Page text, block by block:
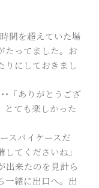
間を超えていた場
たってました。お
りにしておきまし
･「ありがとうござ
とても楽しかった
スバイケースだ
てくださいね」
出来たのを見計ら
一緒に出口へ。出